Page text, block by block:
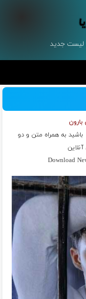
لیست جدید
باشید به همراه متن و دو
Download